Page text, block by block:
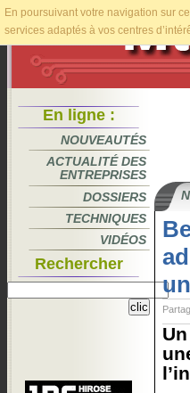
En poursuivant votre navigation sur
services adaptés à vos centres
En ligne :
NOUVEAUTÉS
ACTUALITÉ DES
ENTREPRISES
DOSSIERS
TECHNIQUES
VIDÉOS
Rechercher